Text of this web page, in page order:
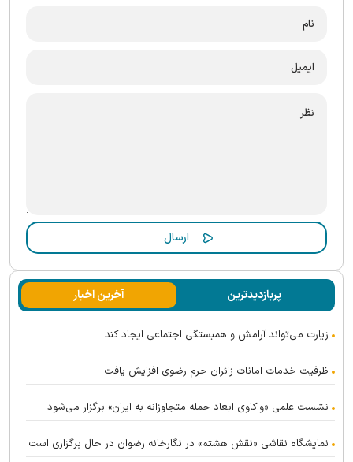
پربازدیدترین آخرین اخبار
زیارت می‌تواند آرامش و همبستگی اجتماعی ایجاد کند
ظرفیت خدمات امانات زائران حرم رضوی افزایش یافت
نشست علمی «واکاوی ابعاد حمله متجاوزانه به ایران» برگزار می‌شود
نمایشگاه نقاشی «نقش هشتم» در نگارخانه رضوان در حال برگزاری است